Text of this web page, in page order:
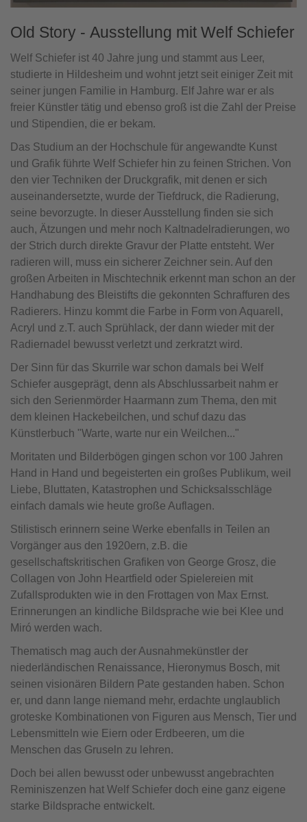
Old Story - Ausstellung mit Welf Schiefer
Welf Schiefer ist 40 Jahre jung und stammt aus Leer,
studierte in Hildesheim und wohnt jetzt seit einiger Zeit mit
seiner jungen Familie in Hamburg. Elf Jahre war er als
freier Künstler tätig und ebenso groß ist die Zahl der Preise
und Stipendien, die er bekam.
Das Studium an der Hochschule für angewandte Kunst
und Grafik führte Welf Schiefer hin zu feinen Strichen. Von
den vier Techniken der Druckgrafik, mit denen er sich
auseinandersetzte, wurde der Tiefdruck, die Radierung,
seine bevorzugte. In dieser Ausstellung finden sie sich
auch, Ätzungen und mehr noch Kaltnadelradierungen, wo
der Strich durch direkte Gravur der Platte entsteht. Wer
radieren will, muss ein sicherer Zeichner sein. Auf den
großen Arbeiten in Mischtechnik erkennt man schon an der
Handhabung des Bleistifts die gekonnten Schraffuren des
Radierers. Hinzu kommt die Farbe in Form von Aquarell,
Acryl und z.T. auch Sprühlack, der dann wieder mit der
Radiernadel bewusst verletzt und zerkratzt wird.
Der Sinn für das Skurrile war schon damals bei Welf
Schiefer ausgeprägt, denn als Abschlussarbeit nahm er
sich den Serienmörder Haarmann zum Thema, den mit
dem kleinen Hackebeilchen, und schuf dazu das
Künstlerbuch "Warte, warte nur ein Weilchen..."
Moritaten und Bilderbögen gingen schon vor 100 Jahren
Hand in Hand und begeisterten ein großes Publikum, weil
Liebe, Bluttaten, Katastrophen und Schicksalsschläge
einfach damals wie heute große Auflagen.
Stilistisch erinnern seine Werke ebenfalls in Teilen an
Vorgänger aus den 1920ern, z.B. die
gesellschaftskritischen Grafiken von George Grosz, die
Collagen von John Heartfield oder Spielereien mit
Zufallsprodukten wie in den Frottagen von Max Ernst.
Erinnerungen an kindliche Bildsprache wie bei Klee und
Miró werden wach.
Thematisch mag auch der Ausnahmekünstler der
niederländischen Renaissance, Hieronymus Bosch, mit
seinen visionären Bildern Pate gestanden haben. Schon
er, und dann lange niemand mehr, erdachte unglaublich
groteske Kombinationen von Figuren aus Mensch, Tier und
Lebensmitteln wie Eiern oder Erdbeeren, um die
Menschen das Gruseln zu lehren.
Doch bei allen bewusst oder unbewusst angebrachten
Reminiszenzen hat Welf Schiefer doch eine ganz eigene
starke Bildsprache entwickelt.